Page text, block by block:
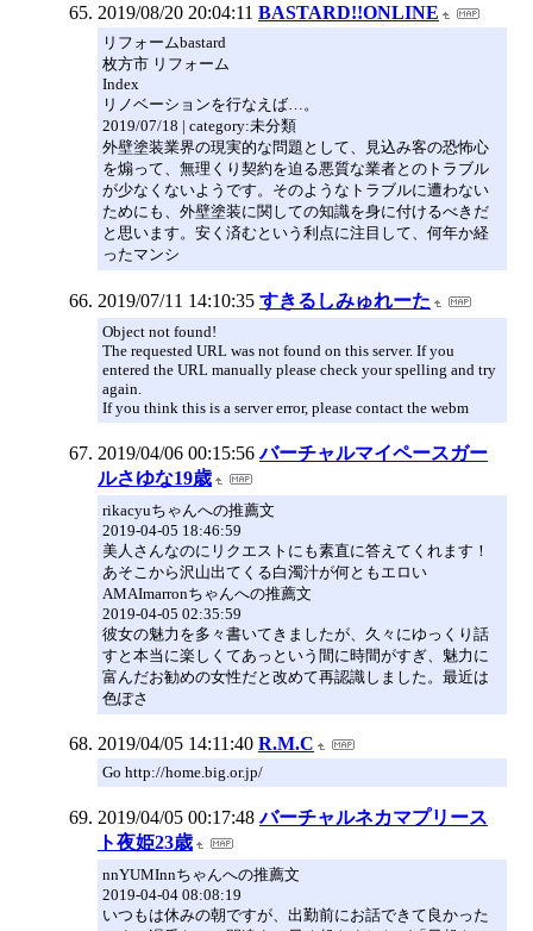
2019/08/20 20:04:11 BASTARD!!ONLINE
リフォームbastard
枚方市 リフォーム
Index
リノベーションを行なえば…。
2019/07/18 | category:未分類
外壁塗装業界の現実的な問題として、見込み客の恐怖心
を煽って、無理くり契約を迫る悪質な業者とのトラブル
が少なくないようです。そのようなトラブルに遭わない
ためにも、外壁塗装に関しての知識を身に付けるべきだ
と思います。安く済むという利点に注目して、何年か経
ったマンシ
2019/07/11 14:10:35 すきるしみゅれーた
Object not found!
The requested URL was not found on this server. If you
entered the URL manually please check your spelling and try
again.
If you think this is a server error, please contact the webm
2019/04/06 00:15:56 バーチャルマイペースガー
ルさゆな19歳
rikacyuちゃんへの推薦文
2019-04-05 18:46:59
美人さんなのにリクエストにも素直に答えてくれます！
あそこから沢山出てくる白濁汁が何ともエロい
AMAImarronちゃんへの推薦文
2019-04-05 02:35:59
彼女の魅力を多々書いてきましたが、久々にゆっくり話
すと本当に楽しくてあっという間に時間がすぎ、魅力に
富んだお勧めの女性だと改めて再認識しました。最近は
色ぽさ
2019/04/05 14:11:40 R.M.C
Go http://home.big.or.jp/
2019/04/05 00:17:48 バーチャルネカマプリース
ト夜姫23歳
nnYUMInnちゃんへの推薦文
2019-04-04 08:08:19
いつもは休みの朝ですが、出勤前にお話できて良かった